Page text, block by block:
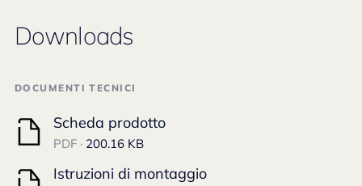
Downloads
DOCUMENTI TECNICI
Scheda prodotto
PDF · 200.16 KB
Istruzioni di montaggio